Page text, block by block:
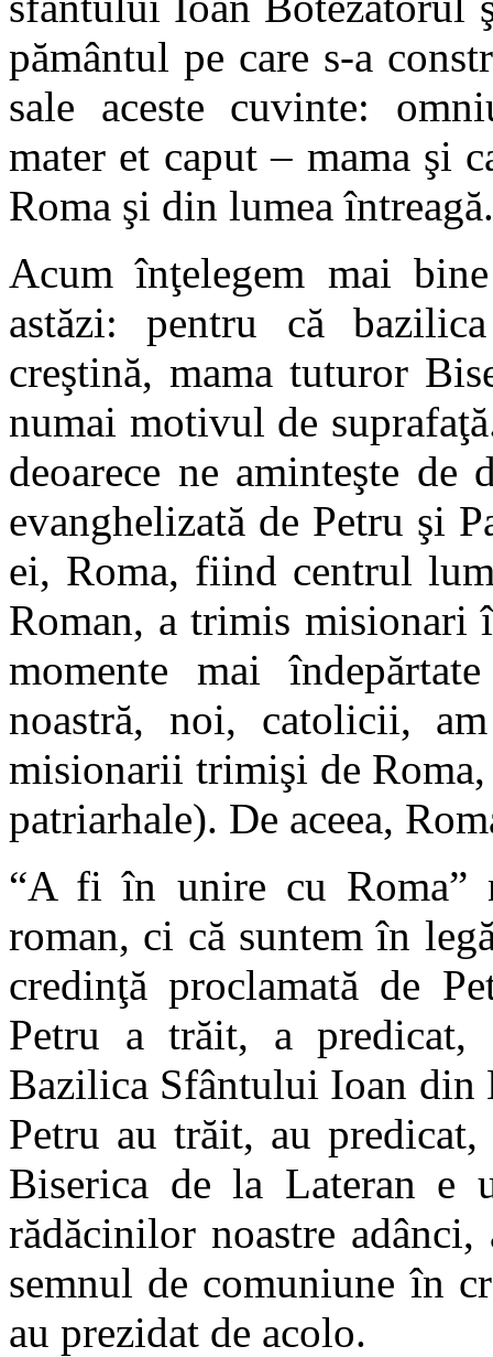
pământul pe care s-a
sale aceste cuvinte:
mater et caput – mama şi
Roma şi din lumea întreagă.
Acum înţelegem mai
astăzi: pentru că
creştină, mama tuturor
numai motivul de
deoarece ne aminteşte
evanghelizată de Petru şi
ei, Roma, fiind centrul
Roman, a trimis misionari
momente mai
noastră, noi, catolicii,
misionarii trimişi de
patriarhale). De aceea,
“A fi în unire cu Roma”
roman, ci că suntem în
credinţă proclamată de
Petru a trăit, a
Bazilica Sfântului Ioan din
Petru au trăit, au
Biserica de la Lateran e
rădăcinilor noastre
semnul de comuniune în
au prezidat de acolo.